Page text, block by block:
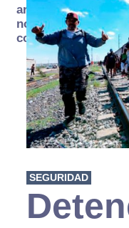
arde… pero
no se
consume
SEGURIDAD